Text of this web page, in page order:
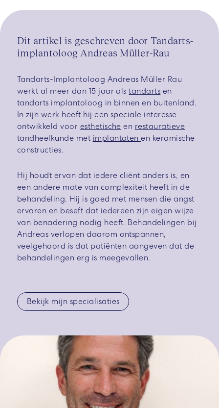
Dit artikel is geschreven door Tandarts-
implantoloog Andreas Müller-Rau
Tandarts-Implantoloog Andreas Müller Rau
werkt al meer dan 15 jaar alstandarts en
tandarts implantoloog in binnen en buitenland.
In zijn werk heeft hij een speciale interesse
ontwikkeld voor esthetische en restauratieve
tandheelkunde met implantatenen keramische
constructies.
Hij houdt ervan dat iedere cliënt anders is, en
een andere mate van complexiteit heeft in de
behandeling. Hij is goed met mensen die angst
ervaren en beseft dat iedereen zijn eigen wijze
van benadering nodig heeft. Behandelingen bij
Andreas verlopen daarom ontspannen,
veelgehoord is dat patiënten aangeven dat de
behandelingen erg is meegevallen.
Bekijk mijn specialisaties